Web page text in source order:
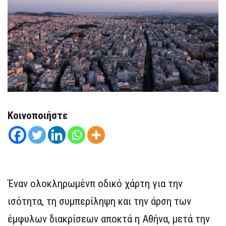
Κοινοποιήστε
Έναν ολοκληρωμένπ οδικό χάρτη για την
ισότητα, τη συμπερίληψη και την άρση των
έμφυλων διακρίσεων αποκτά η Αθήνα, μετά την